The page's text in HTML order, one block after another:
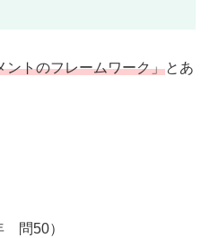
ントのフレームワーク」とあ
問50）